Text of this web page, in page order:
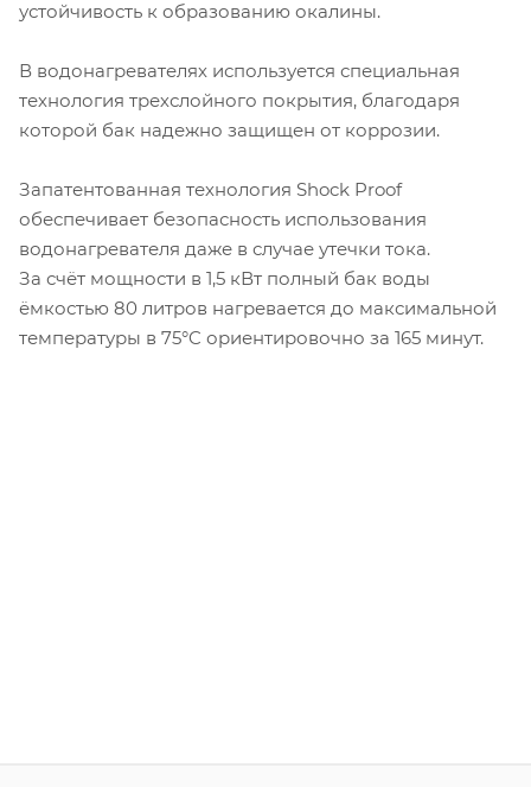
устойчивость к образованию окалины.
В водонагревателях используется специальная
технология трехслойного покрытия, благодаря
которой бак надежно защищен от коррозии.
Запатентованная технология Shock Proof
обеспечивает безопасность использования
водонагревателя даже в случае утечки тока.
За счёт мощности в 1,5 кВт полный бак воды
ёмкостью 80 литров нагревается до максимальной
температуры в 75°C ориентировочно за 165 минут.